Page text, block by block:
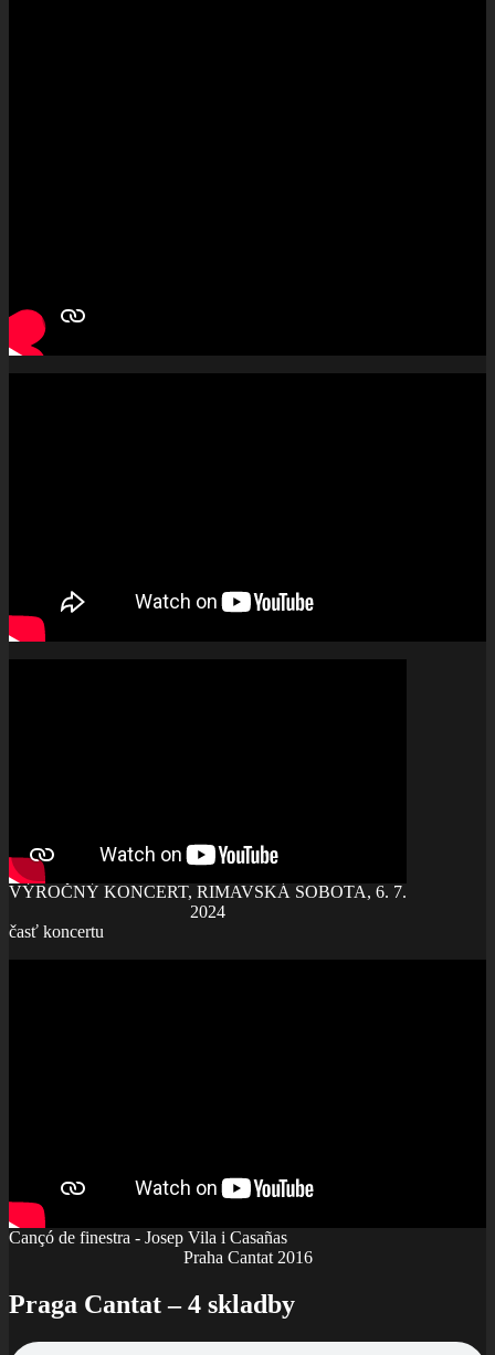
VÝROČNÝ KONCERT, RIMAVSKÁ SOBOTA, 6. 7.
2024
časť koncertu
Cançó de finestra - Josep Vila i Casañas
Praha Cantat 2016
Praga Cantat – 4 skladby